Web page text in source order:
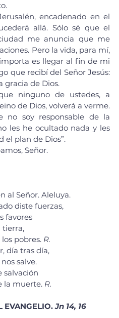
allá. Sólo sé que el
me anuncia que me
Pero la vida, para mí,
es llegar al fin de mi
que recibí del Señor Jesús:
gracia de Dios.
de Dios, volverá a verme.
no soy responsable de la
les he ocultado nada y les
el plan de Dios”.
Señor.
al Señor. Aleluya.
diste fuerzas,
favores
tierra,
pobres. R.
día tras día,
salve.
salvación
la muerte. R.
EVANGELIO. Jn 14, 16